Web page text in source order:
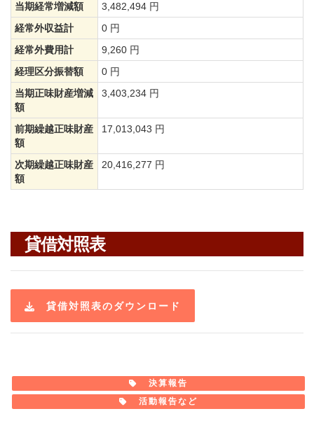
当期経常増減額
3,482,494 円
経常外収益計
0 円
経常外費用計
9,260 円
経理区分振替額
0 円
当期正味財産増減
額
3,403,234 円
前期繰越正味財産
額
17,013,043 円
次期繰越正味財産
額
20,416,277 円
貸借対照表
貸借対照表のダウンロード
決算報告
活動報告など